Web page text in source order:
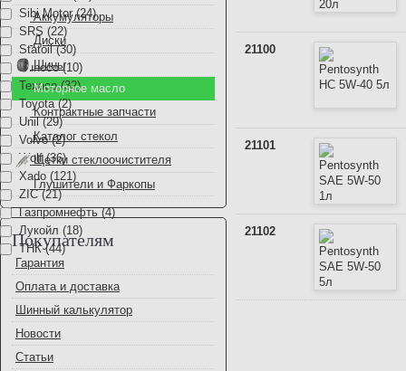
Sibi Motor (24)
SRS (22)
Statoil (30)
Sunoco (10)
Texaco (32)
Toyota (2)
Unil (29)
Volvo (2)
Wolf (36)
Xado (121)
ZIC (21)
Газпромнефть (4)
Лукойл (18)
ТНК (44)
Аккумуляторы
Диски
Шины
Моторное масло
Контрактные запчасти
Каталог стекол
Щетки стеклоочистителя
Глушители и Фаркопы
Покупателям
Гарантия
Оплата и доставка
Шинный калькулятор
Новости
Статьи
21100
21101
21102